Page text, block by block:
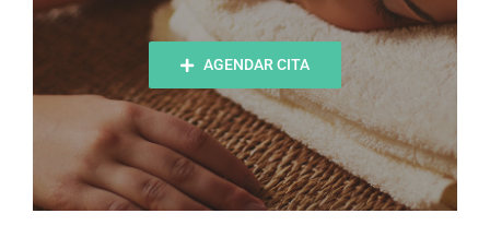
AGENDAR CITA